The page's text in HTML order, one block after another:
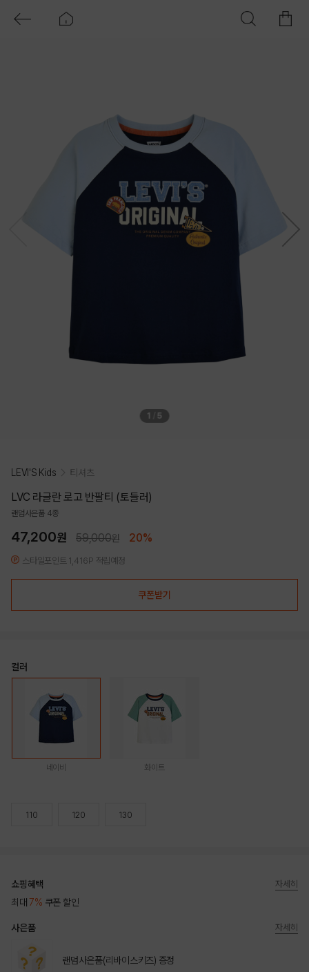
1 5
LEVI'S Kids 티셔츠
LVC 라글란 로고 반팔티 (토들러)
랜덤사은품 4종
47,200원 59,000원 20%
스타일포인트 1,416P 적립예정
쿠폰받기
컬러
네이비 화이트
110 120 130
쇼핑혜택
최대 7% 쿠폰 할인
자세히
사은품
랜덤사은품(리바이스키즈) 증정
자세히